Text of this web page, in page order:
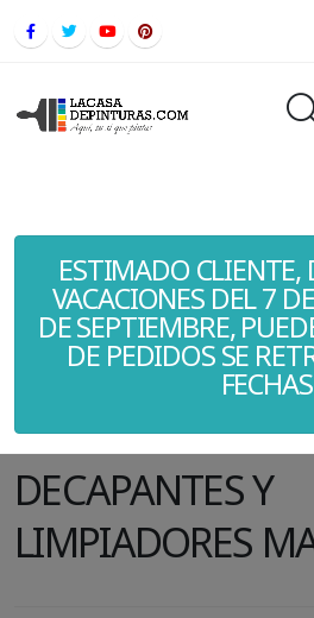
ESTIMADO CLIENTE,
VACACIONES DEL 7
DE SEPTIEMBRE,
DE PEDIDOS SE
FECHAS
DECAPANTES Y
LIMPIADORES